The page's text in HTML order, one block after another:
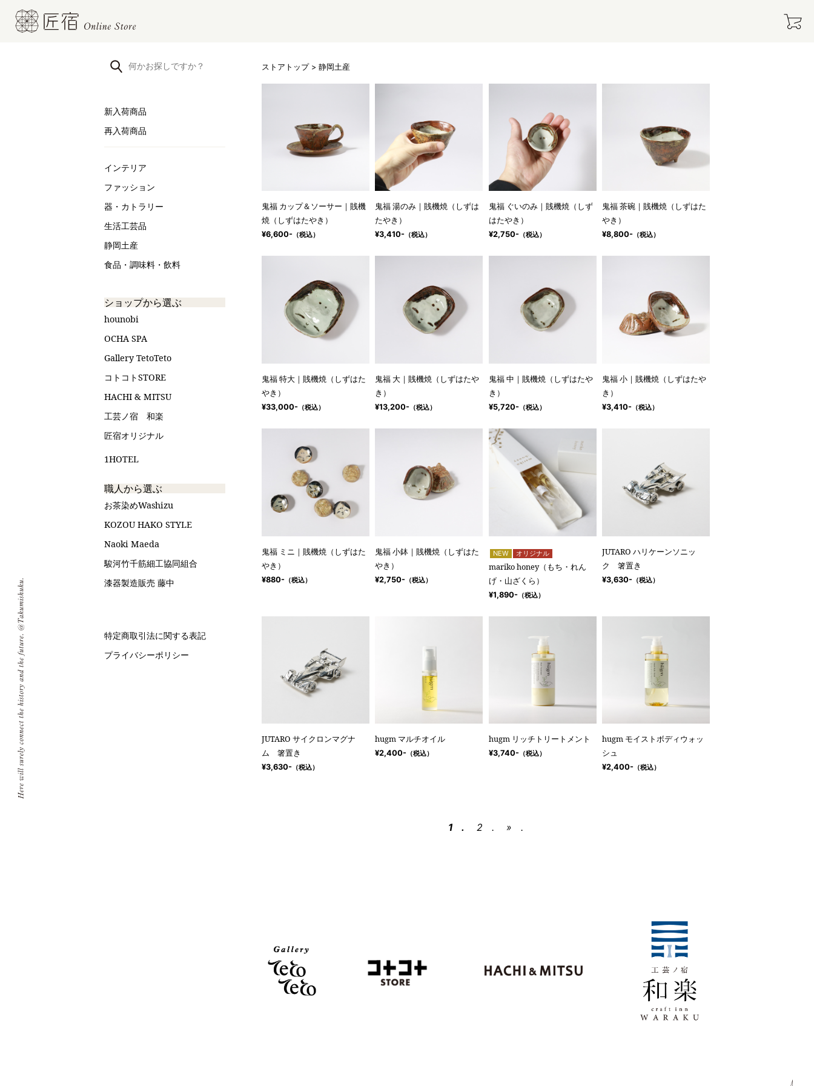
ストアトップ> 静岡土産
鬼福 カップ＆ソーサー｜賎機
焼（しずはたやき）
¥6,600- （税込）
鬼福 湯のみ｜賎機焼（しずは
たやき）
¥3,410- （税込）
鬼福 ぐいのみ｜賎機焼（しず
はたやき）
¥2,750-（税込）
鬼福 茶碗｜賎機焼（しずはた
やき）
¥8,800- （税込）
鬼福 特大｜賎機焼（しずはた
やき）
¥33,000- （税込）
鬼福 大｜賎機焼（しずはたや
き）
¥13,200- （税込）
鬼福 中｜賎機焼（しずはたや
き）
¥5,720-（税込）
鬼福 小｜賎機焼（しずはたや
き）
¥3,410- （税込）
鬼福 ミニ｜賎機焼（しずはた
やき）
¥880- （税込）
鬼福 小鉢｜賎機焼（しずはた
やき）
¥2,750- （税込）
NEW オリジナル
mariko honey（もち・れん
げ・山ざくら）
¥1,890-（税込）
JUTARO ハリケーンソニッ
ク 箸置き
¥3,630- （税込）
JUTARO サイクロンマグナ
ム 箸置き
¥3,630- （税込）
hugm マルチオイル
¥2,400- （税込）
hugm リッチトリートメント
¥3,740-（税込）
hugm モイストボディウォッ
シュ
¥2,400- （税込）
1 2 »
新入荷商品
再入荷商品
インテリア
ファッション
器・カトラリー
生活工芸品
静岡土産
食品・調味料・飲料
ショップから選ぶ
hounobi
OCHA SPA
Gallery TetoTeto
コトコトSTORE
HACHI & MITSU
工芸ノ宿 和楽
匠宿オリジナル
1HOTEL
職人から選ぶ
お茶染めWashizu
KOZOU HAKO STYLE
Naoki Maeda
駿河竹千筋細工協同組合
漆器製造販売 藤中
特定商取引法に関する表記
プライバシーポリシー